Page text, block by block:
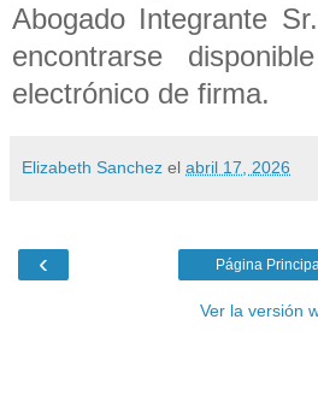
Abogado Integrante
encontrarse
electrónico de firma.
Elizabeth Sanchez el abril 17, 2026
‹ Página
Ver la versión